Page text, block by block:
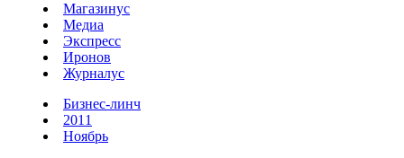
Магазинус
Медиа
Экспресс
Иронов
Журналус
Бизнес-линч
2011
Ноябрь